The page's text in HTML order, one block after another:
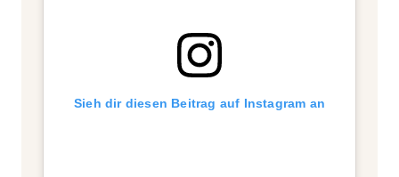
Sieh dir diesen Beitrag auf Instagram an